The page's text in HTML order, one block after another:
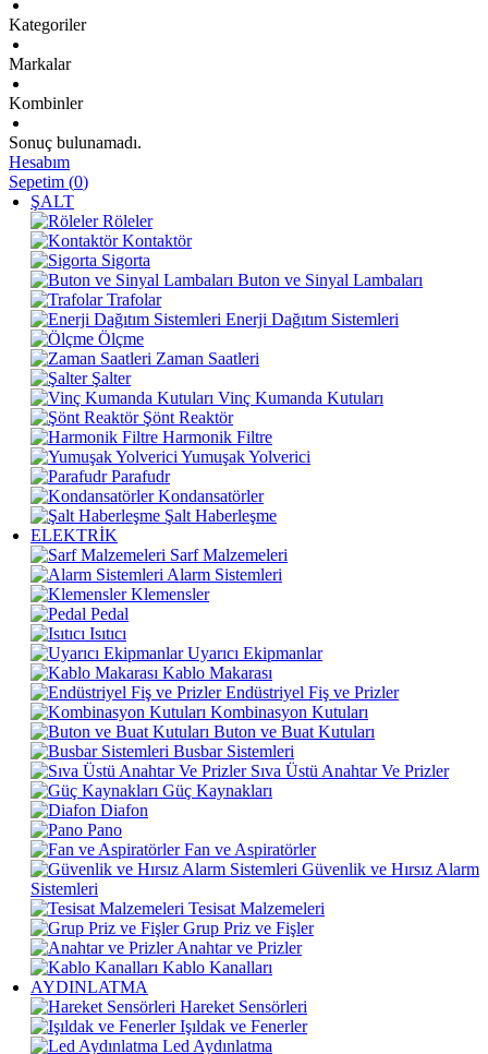
Kategoriler
Markalar
Kombinler
Sonuç bulunamadı.
Hesabım
Sepetim (0)
ŞALT
Röleler
Kontaktör
Sigorta
Buton ve Sinyal Lambaları
Trafolar
Enerji Dağıtım Sistemleri
Ölçme
Zaman Saatleri
Şalter
Vinç Kumanda Kutuları
Şönt Reaktör
Harmonik Filtre
Yumuşak Yolverici
Parafudr
Kondansatörler
Şalt Haberleşme
ELEKTRİK
Sarf Malzemeleri
Alarm Sistemleri
Klemensler
Pedal
Isıtıcı
Uyarıcı Ekipmanlar
Kablo Makarası
Endüstriyel Fiş ve Prizler
Kombinasyon Kutuları
Buton ve Buat Kutuları
Busbar Sistemleri
Sıva Üstü Anahtar Ve Prizler
Güç Kaynakları
Diafon
Pano
Fan ve Aspiratörler
Güvenlik ve Hırsız Alarm
Sistemleri
Tesisat Malzemeleri
Grup Priz ve Fişler
Anahtar ve Prizler
Kablo Kanalları
AYDINLATMA
Hareket Sensörleri
Işıldak ve Fenerler
Led Aydınlatma